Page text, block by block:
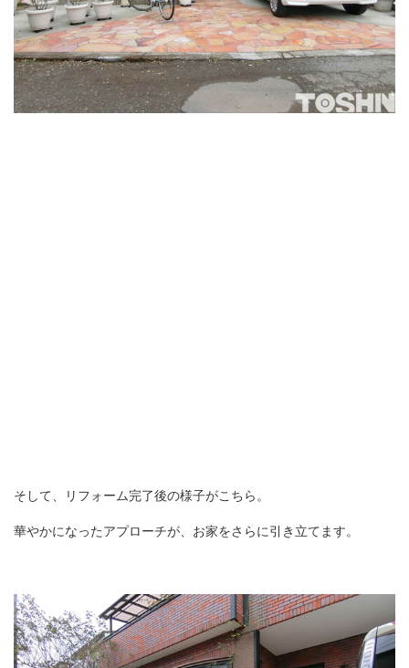
そして、リフォーム完了後の様子がこちら。
華やかになったアプローチが、お家をさらに引き立てます。